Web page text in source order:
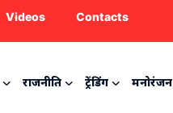
Videos Contacts
राजनीति ट्रेंडिंग मनोरंजन